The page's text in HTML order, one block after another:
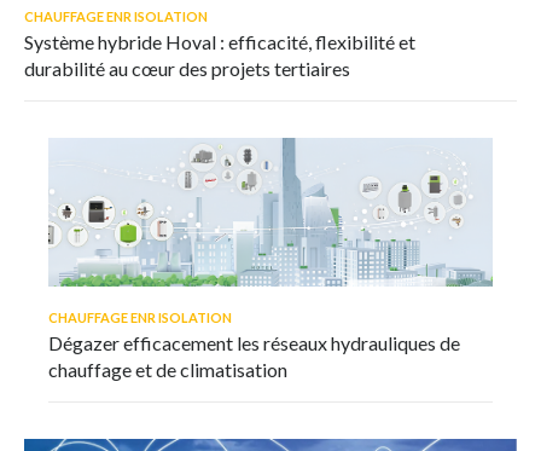
CHAUFFAGE ENR ISOLATION
Système hybride Hoval : efficacité, flexibilité et
durabilité au cœur des projets tertiaires
CHAUFFAGE ENR ISOLATION
Dégazer efficacement les réseaux hydrauliques de
chauffage et de climatisation